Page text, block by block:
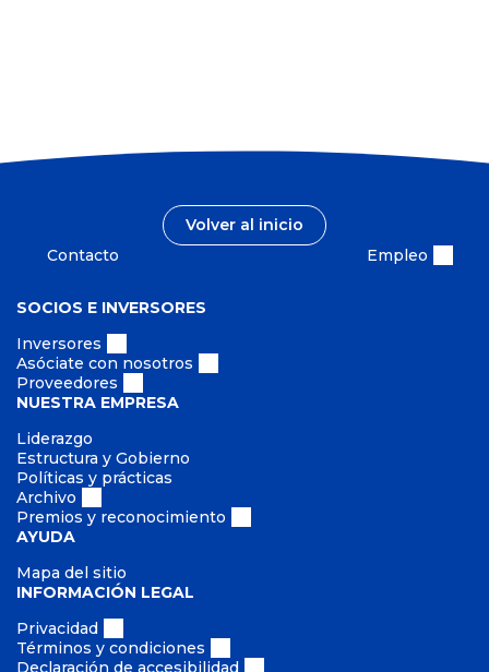
Volver al inicio
Contacto
Empleo
SOCIOS E INVERSORES
Inversores
Asóciate con nosotros
Proveedores
NUESTRA EMPRESA
Liderazgo
Estructura y Gobierno
Políticas y prácticas
Archivo
Premios y reconocimiento
AYUDA
Mapa del sitio
INFORMACIÓN LEGAL
Privacidad
Términos y condiciones
Declaración de accesibilidad